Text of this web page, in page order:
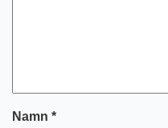
Namn *